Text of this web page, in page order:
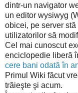
dintr-un navigator
un editor wysiwyg
obicei, pe server
utilizatorilor să
Cel mai cunoscut
enciclopedie liberă
cere bani odată în
Primul Wiki făcut
trăieşte şi acum.